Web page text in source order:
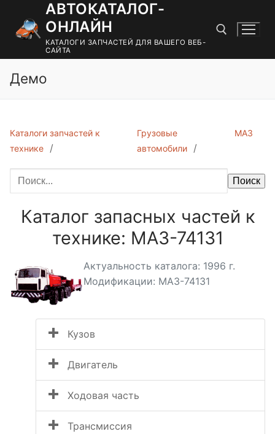
содержимому
АВТОКАТАЛОГ-
ОНЛАЙН
КАТАЛОГИ ЗАПЧАСТЕЙ ДЛЯ ВАШЕГО ВЕБ-
САЙТА
Демо
Каталоги запчастей к
технике
Грузовые
автомобили
МАЗ
Поиск
Каталог запасных частей к
технике: МАЗ-74131
Актуальность каталога: 1996 г.
Модификации: МАЗ-74131
Кузов
Двигатель
Ходовая часть
Трансмиссия